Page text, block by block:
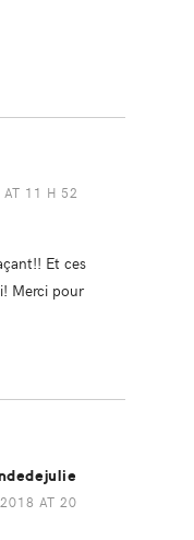
11 H 52
Et ces
Merci pour
AT 20